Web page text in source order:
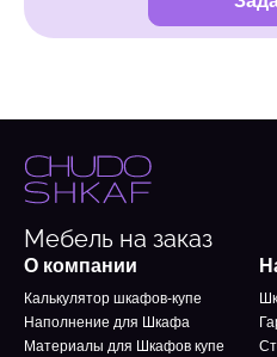
Мебель на заказ
О компании
Калькулятор шкафов-купе
Наполнение для Шкафа
Материалы для Шкафов купе